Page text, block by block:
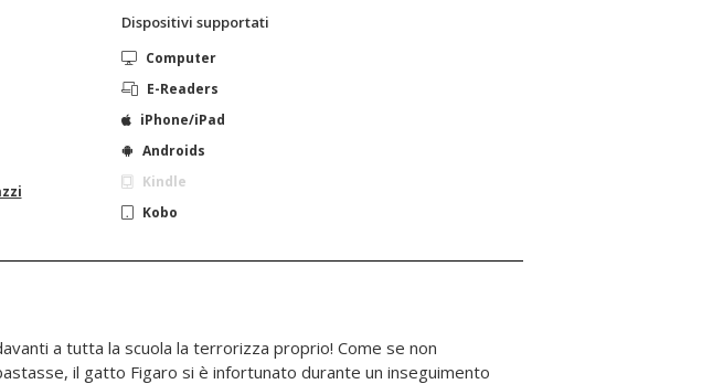
Dispositivi supportati
Computer
E-Readers
iPhone/iPad
Androids
Kindle
Kobo
a tutta la scuola la terrorizza proprio! Come se non
il gatto Figaro si è infortunato durante un inseguimento